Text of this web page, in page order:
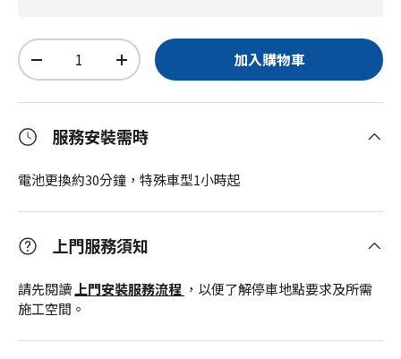
數量
-
+ 加入購物車
服務安裝需時
電池更換約30分鐘，特殊車型1小時起
上門服務須知
請先閱讀 上門安裝服務流程 ，以便了解停車地點要求及所需
施工空間。